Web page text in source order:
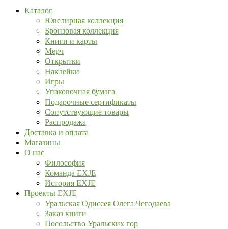
Каталог
Ювелирная коллекция
Бронзовая коллекция
Книги и карты
Мерч
Открытки
Наклейки
Игры
Упаковочная бумага
Подарочные сертификаты
Сопутствующие товары
Распродажа
Доставка и оплата
Магазины
О нас
Философия
Команда EXJE
История EXJE
Проекты EXJE
Уральская Одиссея Олега Чегодаева
Заказ книги
Посольство Уральских гор